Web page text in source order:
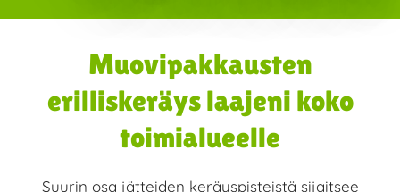
Muovipakkausten
erilliskeräys laajeni koko
toimialueelle
Suurin osa jätteiden keräyspisteistä sijaitsee